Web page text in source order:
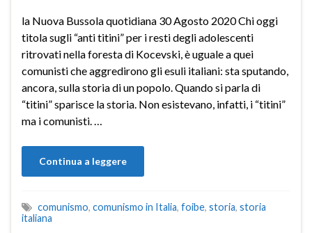
la Nuova Bussola quotidiana 30 Agosto 2020 Chi oggi
titola sugli “anti titini” per i resti degli adolescenti
ritrovati nella foresta di Kocevski, è uguale a quei
comunisti che aggredirono gli esuli italiani: sta sputando,
ancora, sulla storia di un popolo. Quando si parla di
“titini” sparisce la storia. Non esistevano, infatti, i “titini”
ma i comunisti. …
Continua a leggere
comunismo, comunismo in Italia, foibe, storia, storia
italiana